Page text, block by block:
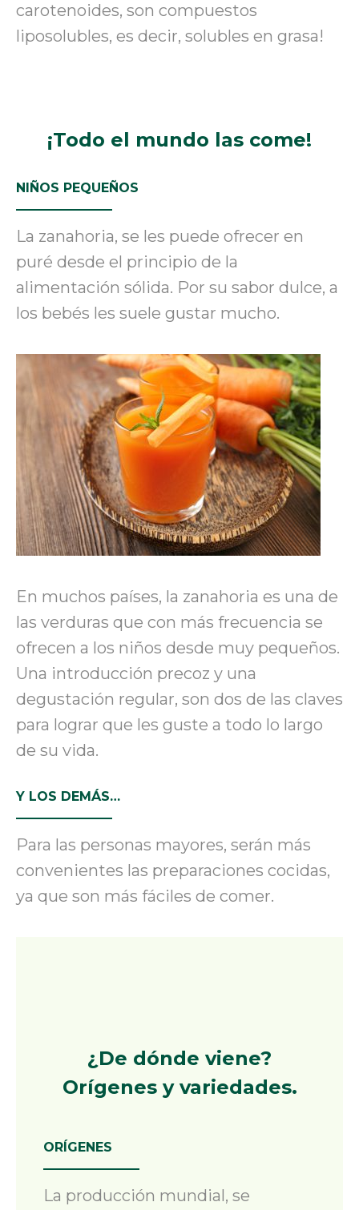
carotenoides, son compuestos
liposolubles, es decir, solubles en grasa!
¡Todo el mundo las come!
NIÑOS PEQUEÑOS
La zanahoria, se les puede ofrecer en
puré desde el principio de la
alimentación sólida. Por su sabor dulce, a
los bebés les suele gustar mucho.
En muchos países, la zanahoria es una de
las verduras que con más frecuencia se
ofrecen a los niños desde muy pequeños.
Una introducción precoz y una
degustación regular, son dos de las claves
para lograr que les guste a todo lo largo
de su vida.
Y LOS DEMÁS…
Para las personas mayores, serán más
convenientes las preparaciones cocidas,
ya que son más fáciles de comer.
¿De dónde viene?
Orígenes y variedades.
ORÍGENES
La producción mundial, se